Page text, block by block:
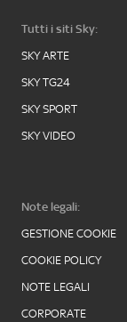
Tutti i siti Sky:
SKY ARTE
SKY TG24
SKY SPORT
SKY VIDEO
Note legali:
GESTIONE COOKIE
COOKIE POLICY
NOTE LEGALI
CORPORATE